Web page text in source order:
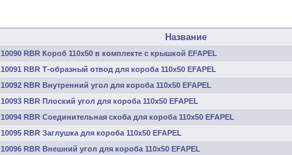
Название
10090 RBR Короб 110х50 в комплекте с крышкой EFAPEL
10091 RBR Т-образный отвод для короба 110х50 EFAPEL
10092 RBR Внутренний угол для короба 110х50 EFAPEL
10093 RBR Плоский угол для короба 110х50 EFAPEL
10094 RBR Соединительная скоба для короба 110х50 EFAPEL
10095 RBR Заглушка для короба 110х50 EFAPEL
10096 RBR Внешний угол для короба 110х50 EFAPEL